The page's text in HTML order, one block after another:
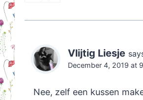
Vlijtig Liesje
December 4, 2019 at
Nee, zelf een kussen